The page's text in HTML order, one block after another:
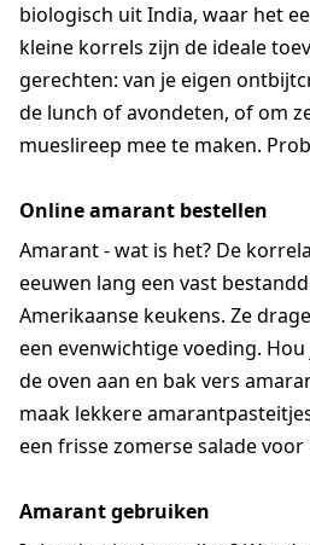
biologisch uit India, waar het
kleine korrels zijn de ideale
gerechten: van je eigen
de lunch of avondeten, of om
mueslireep mee te maken.
Online amarant bestellen
Amarant - wat is het? De
eeuwen lang een vast
Amerikaanse keukens. Ze
een evenwichtige voeding.
de oven aan en bak vers
maak lekkere
een frisse zomerse salade
Amarant gebruiken